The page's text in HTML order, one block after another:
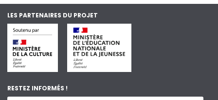
LES PARTENAIRES DU PROJET
RESTEZ INFORMÉS !